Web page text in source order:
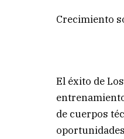
Crecimiento
El éxito de
de cuerpos